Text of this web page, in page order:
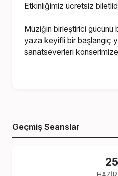
Etkinliğimiz ücretsiz
Müziğin birleştirici
yaza keyifli bir başlangıç
sanatseverleri
Geçmiş Seanslar
25